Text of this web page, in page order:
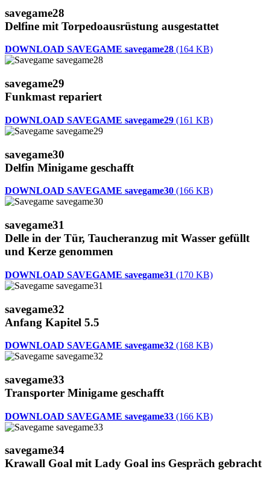
savegame28
Delfine mit Torpedoausrüstung ausgestattet
DOWNLOAD SAVEGAME savegame28 (164 KB)
savegame29
Funkmast repariert
DOWNLOAD SAVEGAME savegame29 (161 KB)
savegame30
Delfin Minigame geschafft
DOWNLOAD SAVEGAME savegame30 (166 KB)
savegame31
Delle in der Tür, Taucheranzug mit Wasser gefüllt
und Kerze genommen
DOWNLOAD SAVEGAME savegame31 (170 KB)
savegame32
Anfang Kapitel 5.5
DOWNLOAD SAVEGAME savegame32 (168 KB)
savegame33
Transporter Minigame geschafft
DOWNLOAD SAVEGAME savegame33 (166 KB)
savegame34
Krawall Goal mit Lady Goal ins Gespräch gebracht